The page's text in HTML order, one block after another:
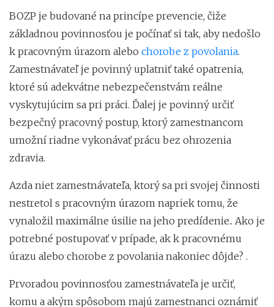
BOZP je budované na princípe prevencie, čiže
základnou povinnosťou je počínať si tak, aby nedošlo
k pracovným úrazom alebo chorobe z povolania.
Zamestnávateľ je povinný uplatniť také opatrenia,
ktoré sú adekvátne nebezpečenstvám reálne
vyskytujúcim sa pri práci. Ďalej je povinný určiť
bezpečný pracovný postup, ktorý zamestnancom
umožní riadne vykonávať prácu bez ohrozenia
zdravia.
Azda niet zamestnávateľa, ktorý sa pri svojej činnosti
nestretol s pracovným úrazom napriek tomu, že
vynaložil maximálne úsilie na jeho predídenie.. Ako je
potrebné postupovať v prípade, ak k pracovnému
úrazu alebo chorobe z povolania nakoniec dôjde? .
Prvoradou povinnosťou zamestnávateľa je určiť,
komu a akým spôsobom majú zamestnanci oznámiť